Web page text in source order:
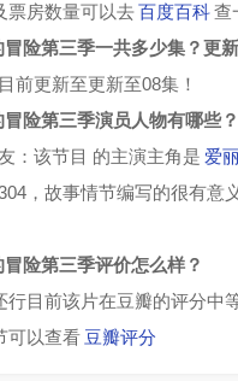
票房数量可以去百度百科查
险第三季一共多少集？更
前更新至更新至08集！
险第三季演员人物有哪些
：该节目 的主演主角是 爱
，故事情节编写的很有意
险第三季评价怎么样？
行目前该片在豆瓣的评分中
可以查看 豆瓣评分